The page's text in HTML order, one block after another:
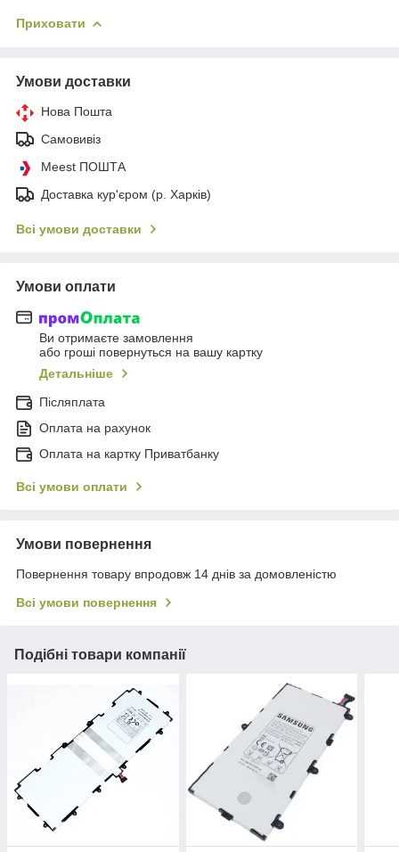
Приховати
Умови доставки
Нова Пошта
Самовивіз
Meest ПОШТА
Доставка кур'єром (р. Харків)
Всі умови доставки
Умови оплати
Ви отримаєте замовлення
або гроші повернуться на вашу картку
Детальніше
Післяплата
Оплата на рахунок
Оплата на картку Приватбанку
Всі умови оплати
Умови повернення
Повернення товару впродовж 14 днів за домовленістю
Всі умови повернення
Подібні товари компанії